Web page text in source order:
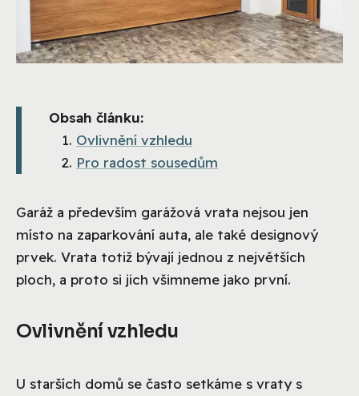
Obsah článku:
Ovlivnění vzhledu
Pro radost sousedům
Garáž a především garážová vrata nejsou jen
místo na zaparkování auta, ale také designový
prvek. Vrata totiž bývají jednou z největších
ploch, a proto si jich všimneme jako první.
Ovlivnění vzhledu
U starších domů se často setkáme s vraty s